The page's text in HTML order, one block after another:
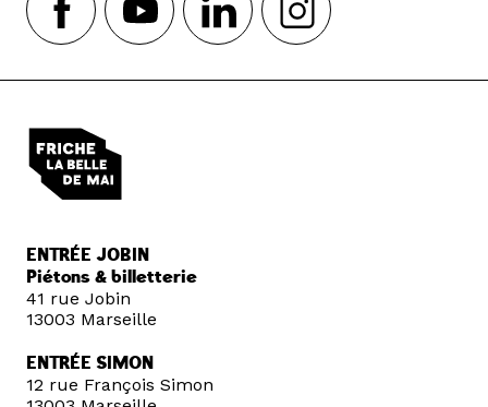
ENTRÉE JOBIN
Piétons & billetterie
41 rue Jobin
13003 Marseille
ENTRÉE SIMON
12 rue François Simon